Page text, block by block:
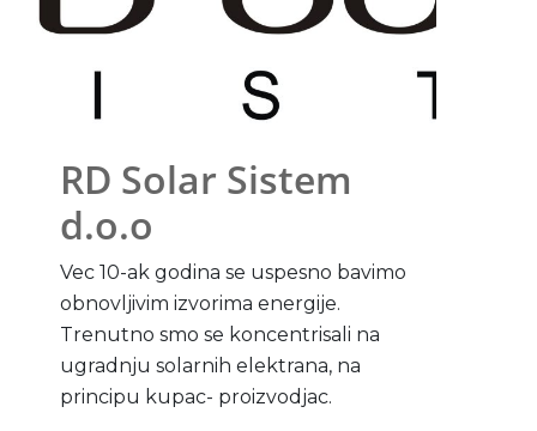
RD Solar Sistem
d.o.o
Vec 10-ak godina se uspesno bavimo
obnovljivim izvorima energije.
Trenutno smo se koncentrisali na
ugradnju solarnih elektrana, na
principu kupac- proizvodjac.